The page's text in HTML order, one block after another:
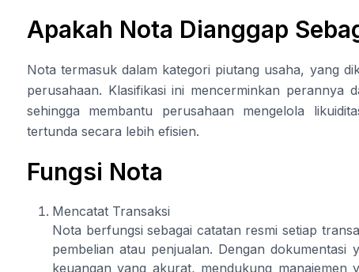
Apakah Nota Dianggap
Nota termasuk dalam kategori piutang usaha, yang
perusahaan. Klasifikasi ini mencerminkan perannya
sehingga membantu perusahaan mengelola
tertunda secara lebih efisien.
Fungsi Nota
Mencatat Transaksi
Nota berfungsi sebagai catatan resmi setiap
pembelian atau penjualan. Dengan dokumentasi
keuangan yang akurat, mendukung manajemen